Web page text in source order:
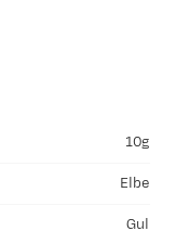
10g
Elbe
Gul